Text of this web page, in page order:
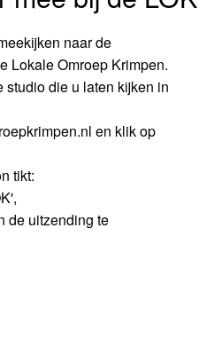
naar de
Lokale Omroep Krimpen.
studio die u laten kijken in
en klik op
tikt:
de uitzending te